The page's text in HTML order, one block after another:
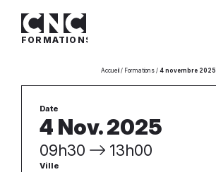
FORMATIONS
Accueil / Formations/ 4 novembre 2025
Date
4 Nov. 2025
09h30 13h00
Ville